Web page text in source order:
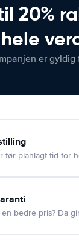
20%
er
før planlagt tid for
bedre pris? Da